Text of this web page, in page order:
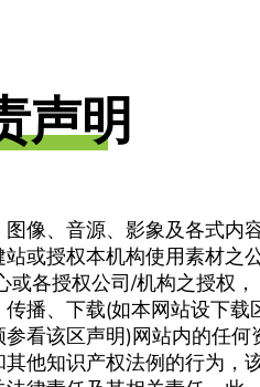
声明
像、音源、影象及各式内
或授权本机构使用素材之
各授权公司/机构之授权，
播、下载(如本网站设下载
看该区声明)网站内的任何
他知识产权法例的行为，